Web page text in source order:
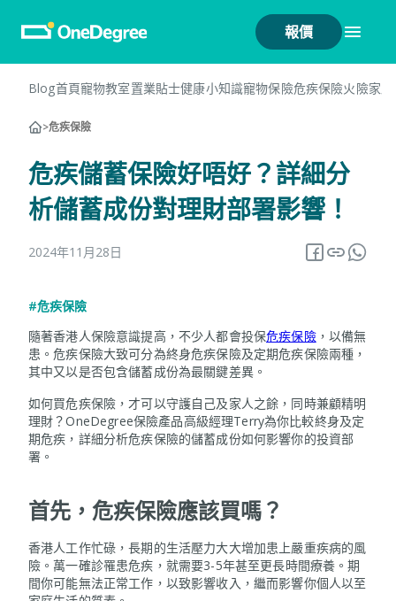
報價
Blog首頁寵物教室置業貼士健康小知識寵物保險危疾保險火險家
>危疾保險
危疾儲蓄保險好唔好？詳細分
析儲蓄成份對理財部署影響！
2024年11月28日
#危疾保險
隨著香港人保險意識提高，不少人都會投保危疾保險，以備無
患。危疾保險大致可分為終身危疾保險及定期危疾保險兩種，
其中又以是否包含儲蓄成份為最關鍵差異。
如何買危疾保險，才可以守護自己及家人之餘，同時兼顧精明
理財？OneDegree保險產品高級經理Terry為你比較終身及定
期危疾，詳細分析危疾保險的儲蓄成份如何影響你的投資部
署。
首先，危疾保險應該買嗎？
香港人工作忙碌，長期的生活壓力大大增加患上嚴重疾病的風
險。萬一確診罹患危疾，就需要3-5年甚至更長時間療養。期
間你可能無法正常工作，以致影響收入，繼而影響你個人以至